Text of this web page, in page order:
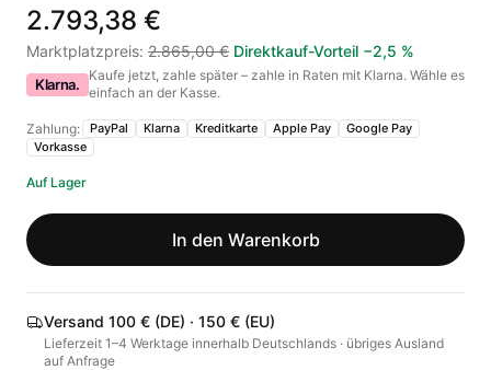
2.793,38 €
Marktplatzpreis: 2.865,00 € Direktkauf-Vorteil −2,5 %
Klarna. Kaufe jetzt, zahle später – zahle in Raten mit Klarna. Wähle es
einfach an der Kasse.
Zahlung: PayPal Klarna Kreditkarte Apple Pay
Google Pay
Vorkasse
Auf Lager
In den Warenkorb
Versand 100 € (DE) · 150 € (EU)
Lieferzeit 1–4 Werktage innerhalb Deutschlands · übriges Ausland
auf Anfrage